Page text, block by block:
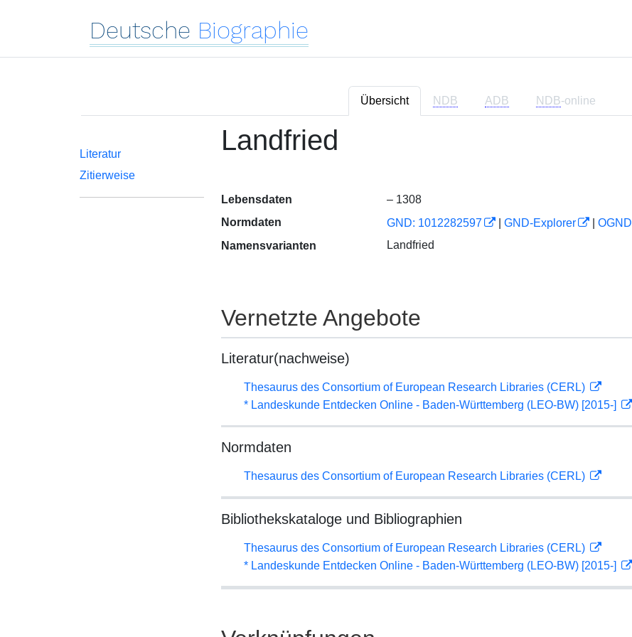
Deutsche Biographie
Übersicht NDB ADB NDB-online
Literatur
Zitierweise
Landfried
Lebensdaten
– 1308
Normdaten
GND: 1012282597 GND-Explorer OGND
Namensvarianten
Landfried
Vernetzte Angebote
Literatur(nachweise)
Thesaurus des Consortium of European Research Libraries (CERL)
* Landeskunde Entdecken Online - Baden-Württemberg (LEO-BW) [2015-]
Normdaten
Thesaurus des Consortium of European Research Libraries (CERL)
Bibliothekskataloge und Bibliographien
Thesaurus des Consortium of European Research Libraries (CERL)
* Landeskunde Entdecken Online - Baden-Württemberg (LEO-BW) [2015-]